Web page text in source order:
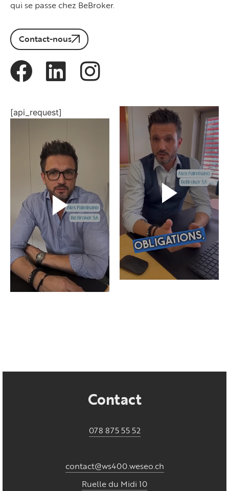
qui se passe chez BeBroker.
Contact-nous
[api_request]
Contact
078 875 55 52
contact@ws400.weseo.ch
Ruelle du Midi 10